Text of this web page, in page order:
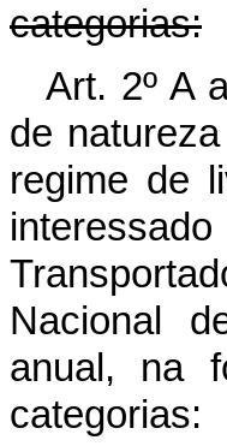
categorias:
Art. 2º A
de
regime de
Nacional
anual, na